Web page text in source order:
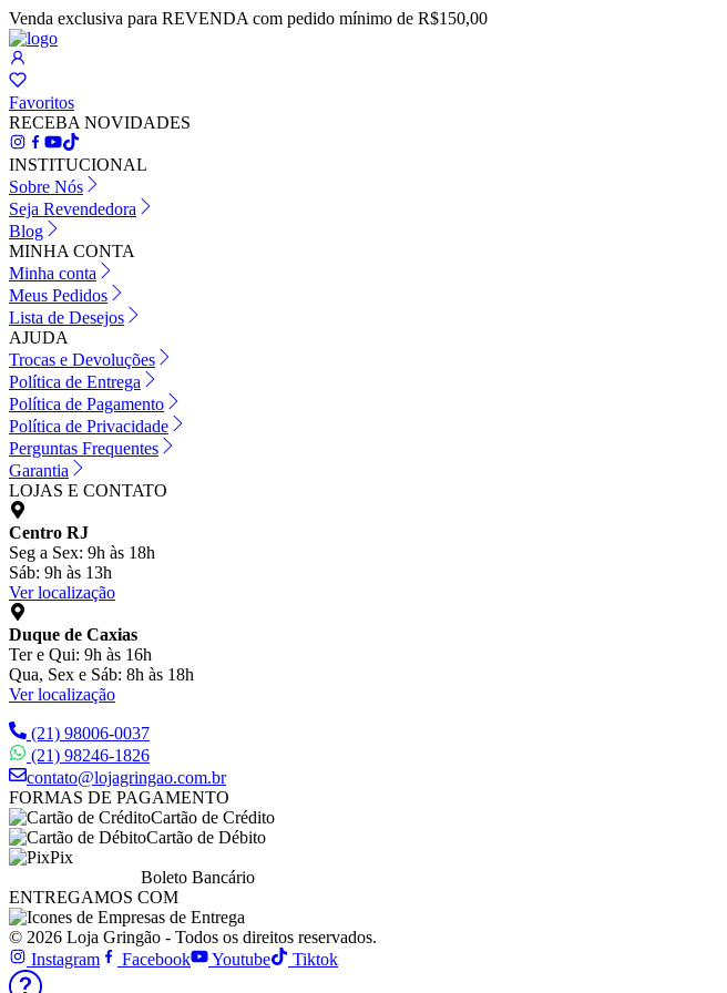
Venda exclusiva para REVENDA com pedido mínimo de R$150,00
Favoritos
RECEBA NOVIDADES
INSTITUCIONAL
Sobre Nós
Seja Revendedora
Blog
MINHA CONTA
Minha conta
Meus Pedidos
Lista de Desejos
AJUDA
Trocas e Devoluções
Política de Entrega
Política de Pagamento
Política de Privacidade
Perguntas Frequentes
Garantia
LOJAS E CONTATO
Centro RJ
Seg a Sex: 9h às 18h
Sáb: 9h às 13h
Ver localização
Duque de Caxias
Ter e Qui: 9h às 16h
Qua, Sex e Sáb: 8h às 18h
Ver localização
(21) 98006-0037
(21) 98246-1826
contato@lojagringao.com.br
FORMAS DE PAGAMENTO
Cartão de Crédito
Cartão de Débito
Pix
Boleto Bancário
ENTREGAMOS COM
© 2026 Loja Gringão - Todos os direitos reservados.
Instagram
Facebook Youtube Tiktok